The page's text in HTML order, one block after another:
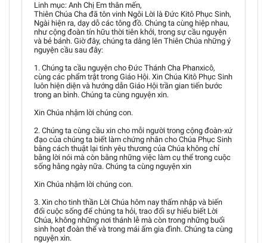
Linh mục: Anh Chị Em thân mến,
Thiên Chúa Cha đã tôn vinh Ngôi Lời là Đức Kitô Phục Sinh,
Ngài hiện ra, dạy dỗ các tông đồ. Chúng ta cùng hiệp nhau,
như cộng đoàn tín hữu thời tiên khởi, trong sự cầu nguyện
và bẻ bánh. Giờ đây, chúng ta dâng lên Thiên Chúa những ý
nguyện cầu sau đây:
1. Chúng ta cầu nguyện cho Đức Thánh Cha Phanxicô,
cùng các phẩm trật trong Giáo Hội. Xin Chúa Kitô Phục Sinh
luôn hiện diện và hướng dẫn Giáo Hội trần gian tiến bước
trong an bình. Chúng ta cùng nguyện xin.
Xin Chúa nhậm lời chúng con.
2. Chúng ta cùng cầu xin cho mỗi người trong cộng đoàn-xứ
đạo của chúng ta biết làm chứng nhân cho Chúa Phục Sinh
bằng cách thuật lại tình yêu thương của Chúa không chỉ
bằng lời nói mà còn bằng những việc làm cụ thể trong cuộc
sống hằng ngày nữa. Chúng ta cùng nguyện xin
Xin Chúa nhậm lời chúng con.
3. Xin cho tinh thần Lời Chúa hôm nay thấm nhập và biến
đổi cuộc sống để chúng ta hỏi, trao đổi sự hiểu biết Lời
Chúa, không những nơi thánh lễ mà còn trong những buổi
sinh hoạt đoàn thể và trong mái ấm gia đình. Chúng ta cùng
nguyện xin.